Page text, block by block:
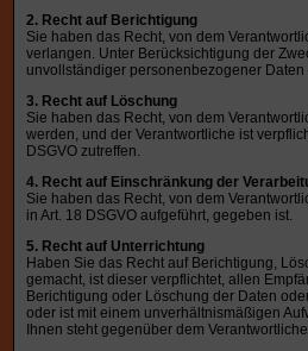
2. Recht auf Berichtigung
Sie haben das Recht, von dem
verlangen. Unter Berücksichtigung der
unvollständiger personenbezogener
3. Recht auf Löschung
Sie haben das Recht, von dem
werden, und der Verantwortliche ist
DSGVO zutreffen.
4. Recht auf Einschränkung der
Sie haben das Recht, von dem
in Art. 18 DSGVO aufgeführt, gegeben ist.
5. Recht auf Unterrichtung
Haben Sie das Recht auf Berichtigung,
gemacht, ist dieser verpflichtet, allen
Berichtigung oder Löschung der Daten
oder ist mit einem unverhältnismäßigen
Ihnen steht gegenüber dem